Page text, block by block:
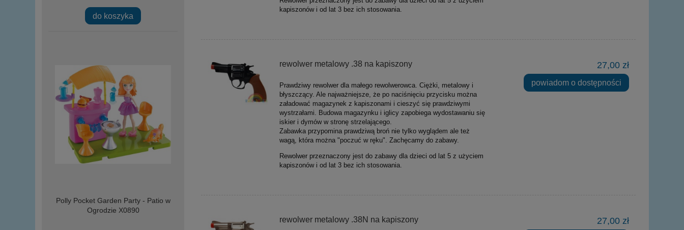
do koszyka
Polly Pocket Garden Party - Patio w
Ogrodzie X0890
kapiszonów i od lat 3 bez ich stosowania.
rewolwer metalowy .38 na kapiszony
Prawdziwy rewolwer dla małego rewolwerowca. Ciężki, metalowy i
błyszczący. Ale najważniejsze, że po naciśnięciu przycisku można
załadować magazynek z kapiszonami i cieszyć się prawdziwymi
wystrzałami. Budowa magazynku i iglicy zapobiega wydostawaniu się
iskier i dymów w stronę strzelającego.
Zabawka przypomina prawdziwą broń nie tylko wyglądem ale też
wagą, która można "poczuć w ręku". Zachęcamy do zabawy.
Rewolwer przeznaczony jest do zabawy dla dzieci od lat 5 z użyciem
kapiszonów i od lat 3 bez ich stosowania.
27,00 zł
powiadom o dostępności
rewolwer metalowy .38N na kapiszony 27,00 zł